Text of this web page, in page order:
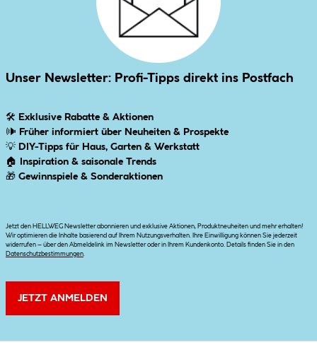
Unser Newsletter: Profi-Tipps direkt ins Postfach
🛠 Exklusive Rabatte & Aktionen
🕪 Früher informiert über Neuheiten & Prospekte
💡 DIY-Tipps für Haus, Garten & Werkstatt
🏠
Inspiration & saisonale Trends
🎁 Gewinnspiele & Sonderaktionen
Jetzt den HELLWEG Newsletter abonnieren und exklusive Aktionen, Produktneuheiten und mehr erhalten!
Wir optimieren die Inhalte basierend auf Ihrem Nutzungsverhalten. Ihre Einwilligung können Sie jederzeit
widerrufen – über den Abmeldelink im Newsletter oder in Ihrem Kundenkonto. Details finden Sie in den
Datenschutzbestimmungen
JETZT ANMELDEN